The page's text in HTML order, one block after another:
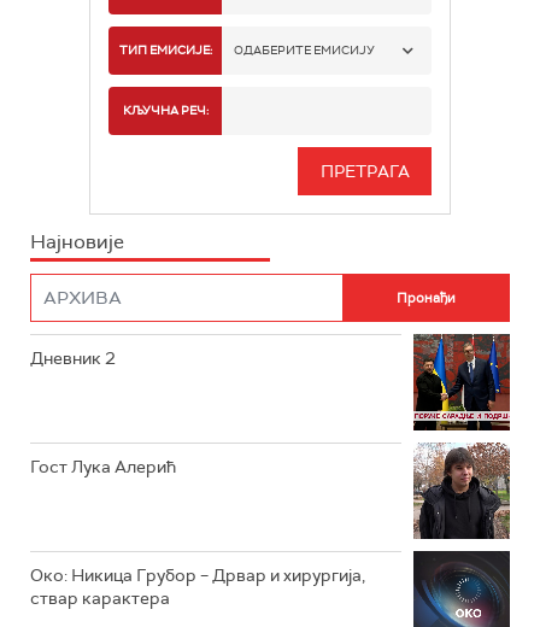
РТС 1
РТС 3
ТИП ЕМИСИЈЕ: ОДАБЕРИТЕ ЕМИСИЈУ
ИНФО
КЉУЧНА РЕЧ:
Најновије
Дневник 2
Гост Лука Алерић
Око: Никица Грубор – Дрвар и хирургија,
ствар карактера